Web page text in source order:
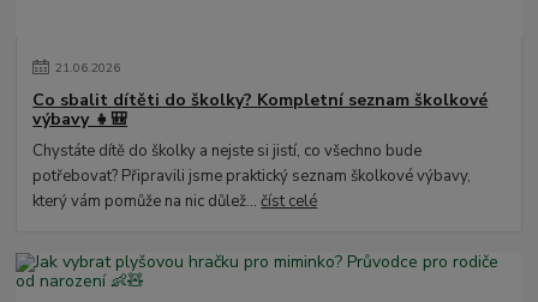
21.06.2026
Co sbalit dítěti do školky? Kompletní seznam školkové
výbavy 👧🎒
Chystáte dítě do školky a nejste si jistí, co všechno bude
potřebovat? Připravili jsme praktický seznam školkové výbavy,
který vám pomůže na nic důlež...číst celé